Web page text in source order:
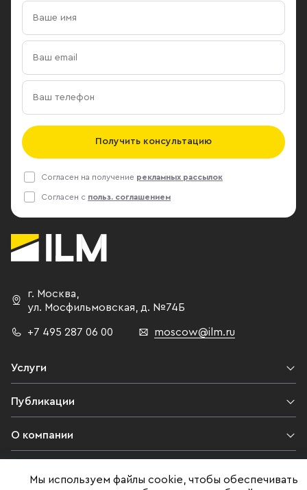
Получить консультацию
Согласен на получение рекламных рассылок
Согласен с польз. соглашением
г. Москва
ул. Мосфильмовская,
д. №74Б
+7 495 287 06 00 moscow@ilm.ru
Услуги
Публикации
О компании
Мы используем файлы cookie, чтобы обеспечивать